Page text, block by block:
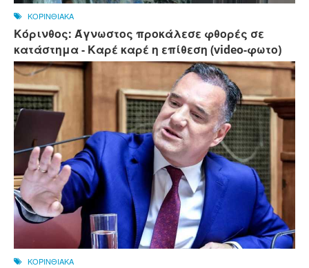
ΚΟΡΙΝΘΙΑΚΑ
Κόρινθος: Άγνωστος προκάλεσε φθορές σε
κατάστημα - Καρέ καρέ η επίθεση (video-φωτο)
ΚΟΡΙΝΘΙΑΚΑ